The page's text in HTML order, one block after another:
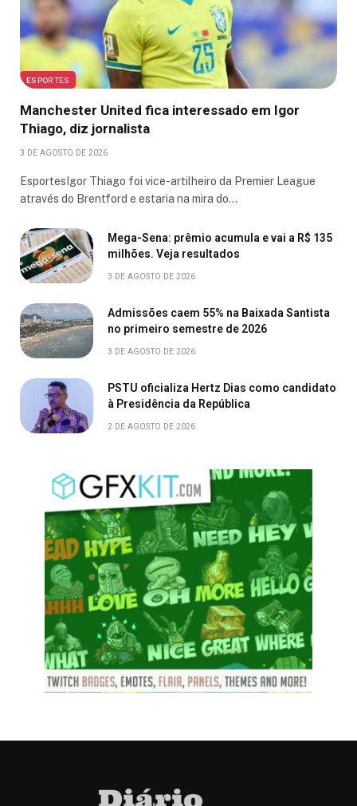
ESPORTES
Manchester United fica interessado em Igor
Thiago, diz jornalista
3 DE AGOSTO DE 2026
EsportesIgor Thiago foi vice-artilheiro da Premier League
através do Brentford e estaria na mira do…
Mega-Sena: prêmio acumula e vai a R$ 135
milhões. Veja resultados
3 DE AGOSTO DE 2026
Admissões caem 55% na Baixada Santista
no primeiro semestre de 2026
3 DE AGOSTO DE 2026
PSTU oficializa Hertz Dias como candidato
à Presidência da República
2 DE AGOSTO DE 2026